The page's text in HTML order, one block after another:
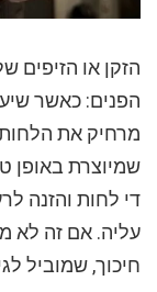
הזקן או הזיפים
הפנים: כאשר
מרחיק את הלחות
שמיוצרת באופן
די לחות והזנה
עליה. אם זה לא
חיכוך, שמוביל